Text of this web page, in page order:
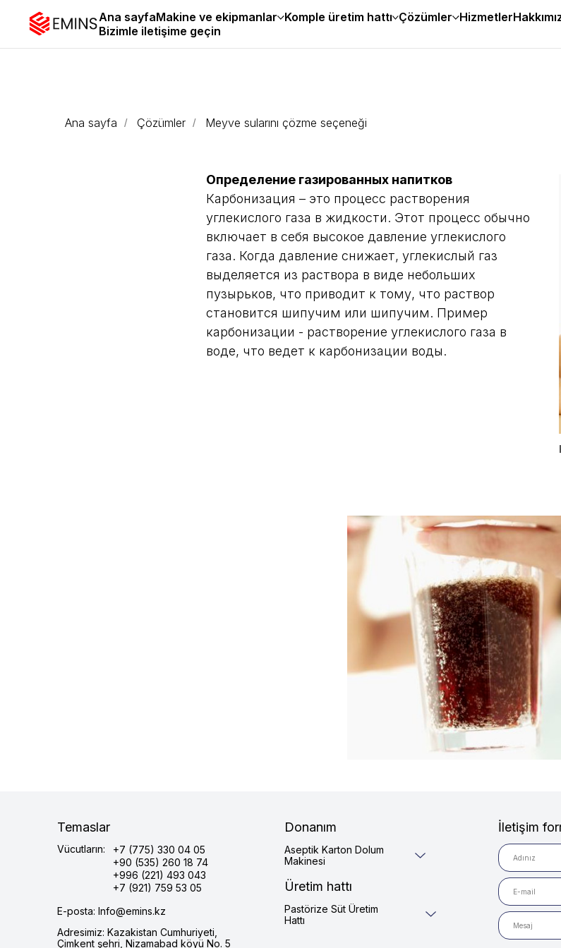
Ana sayfaMakine ve ekipmanlar Komple üretim hattı Çözümler Hizmetler
Bizimle iletişime geçin
Ana sayfa / Çözümler / Meyve sularını çözme seçeneği
Определение газированных напитков
Карбонизация – это процесс растворения
углекислого газа в жидкости. Этот процесс обычно
включает в себя высокое давление углекислого
газа. Когда давление снижает, углекислый газ
выделяется из раствора в виде небольших
пузырьков, что приводит к тому, что раствор
становится шипучим или шипучим. Пример
карбонизации - растворение углекислого газа в
воде, что ведет к карбонизации воды.
+7 (775) 330 04 05
+90 (535) 260 18 74
+996 (221) 493 043
+7 (921) 759 53 05
Adresimiz: Kazakistan Cumhuriyeti,
Çimkent şehri, Nizamabad köyü No. 5
Pastörize Süt Üretim
Hattı
Aseptik Karton Dolum
Makinesi
E-posta: Info@emins.kz
Vücutların:
Üretim hattı
İletişim
Donanım
Temaslar